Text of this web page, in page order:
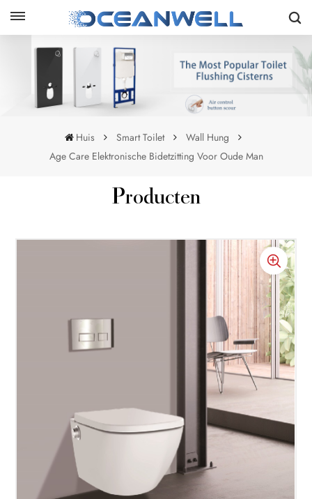
Huis Smart Toilet
Wall Hung
Age Care Elektronische Bidetzitting Voor Oude Man
Producten